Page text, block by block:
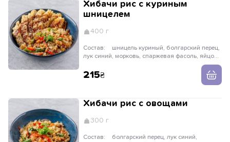
Хибачи рис с куриным
шницелем
400 г
Состав:
лук синий, морковь, спаржевая фасоль, яйцо
имбирь, чеснок, соевый соус, лук зеленый,
215
Хибачи рис с овощами
300 г
Состав: